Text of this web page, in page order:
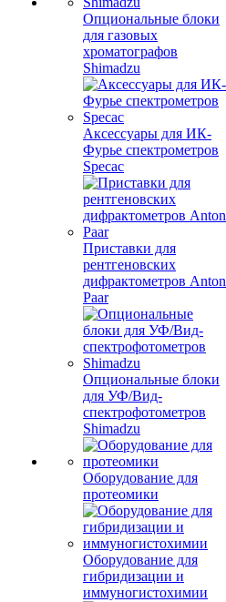
Опциональные блоки
для газовых
хроматографов
Shimadzu
Аксессуары для ИК-
Фурье спектрометров
Specac
Приставки для
рентгеновских
дифрактометров Anton
Paar
Опциональные блоки
для УФ/Вид-
спектрофотометров
Shimadzu
Оборудование для
протеомики
Оборудование для
гибридизации и
иммуногистохимии